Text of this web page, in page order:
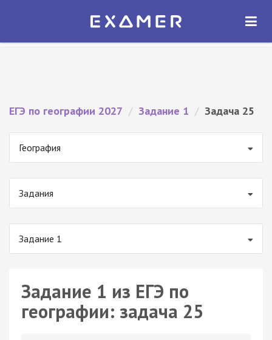
Экзамер — ЕГЭ 2027
ОТКРЫТЬ
ЕГЭ по географии 2027 / Задание 1 / Задача 25
География
Задания
Задание 1
Задание 1 из ЕГЭ по
географии: задача 25